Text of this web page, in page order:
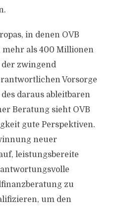
in denen OVB
mehr als 400 Millionen
zwingend
Vorsorge
daraus ableitbaren
Beratung sieht OVB
gute Perspektiven.
neuer
leistungsbereite
zu
um den